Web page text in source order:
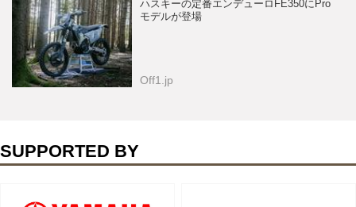
ハスキーの定番エンデューロFE350にPro
モデルが登場
Off1.jp
SUPPORTED BY